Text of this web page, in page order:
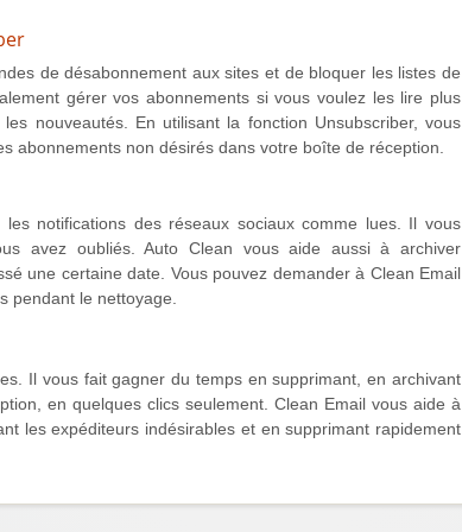
de désabonnement aux sites et de bloquer les listes de
gérer vos abonnements si vous voulez les lire plus
nouveautés. En utilisant la fonction Unsubscriber, vous
abonnements non désirés dans votre boîte de réception.
notifications des réseaux sociaux comme lues. Il vous
avez oubliés. Auto Clean vous aide aussi à archiver
une certaine date. Vous pouvez demander à Clean Email
pendant le nettoyage.
Il vous fait gagner du temps en supprimant, en archivant
en quelques clics seulement. Clean Email vous aide à
les expéditeurs indésirables et en supprimant rapidement